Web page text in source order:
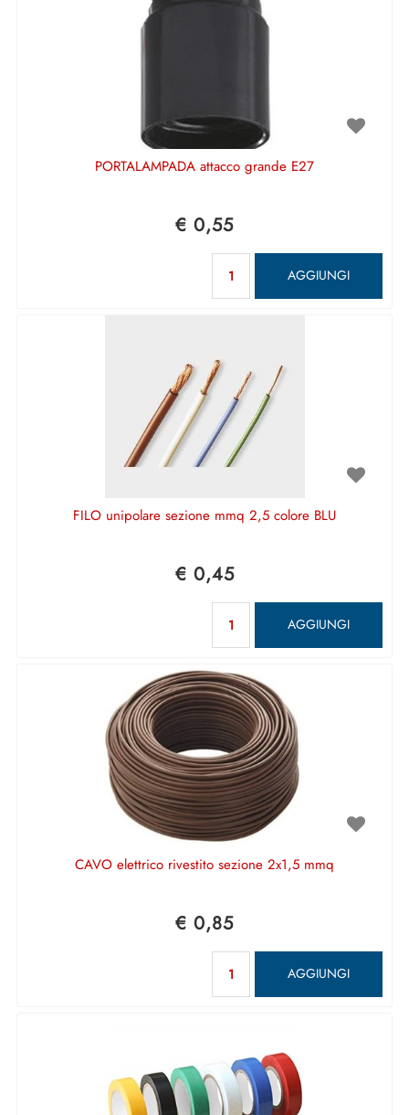
PORTALAMPADA attacco grande E27
€ 0,55
AGGIUNGI
FILO unipolare sezione mmq 2,5 colore BLU
€ 0,45
AGGIUNGI
CAVO elettrico rivestito sezione 2x1,5 mmq
€ 0,85
AGGIUNGI